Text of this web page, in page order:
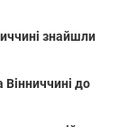
знайшли
до